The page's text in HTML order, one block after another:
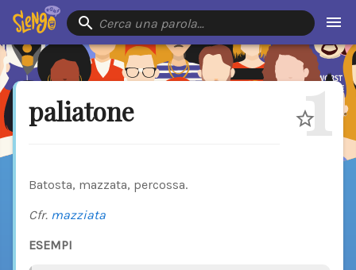
Cerca una parola…
paliatone 1
Batosta, mazzata, percossa.
Cfr. mazziata
ESEMPI